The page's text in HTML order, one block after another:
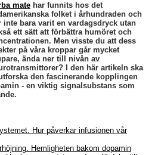
matehar funnits hos det
folket i århundraden och
inte bara varit en vardagsdryck utan
ett sätt att förbättra humöret och
Men visste du att dess
på våra kroppar går mycket
ända ner till nivån av
I den här artikeln ska
den fascinerande kopplingen
- en viktig signalsubstans som
Hur påverkar infusionen vår
Hemligheten bakom dopamin